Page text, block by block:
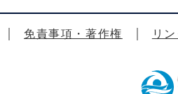
免責事項・著作権 リ